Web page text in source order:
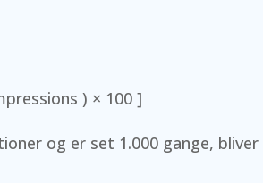
) × 100 ]
og er set 1.000 gange, bliver